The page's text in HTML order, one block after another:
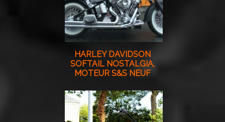
HARLEY DAVIDSON
SOFTAIL NOSTALGIA,
MOTEUR S&S NEUF